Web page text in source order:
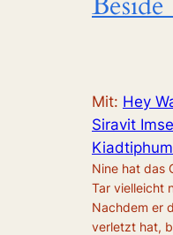
Mit: Hey
Siravit
Nine hat das
Tar vielleicht
Nachdem er
verletzt hat,